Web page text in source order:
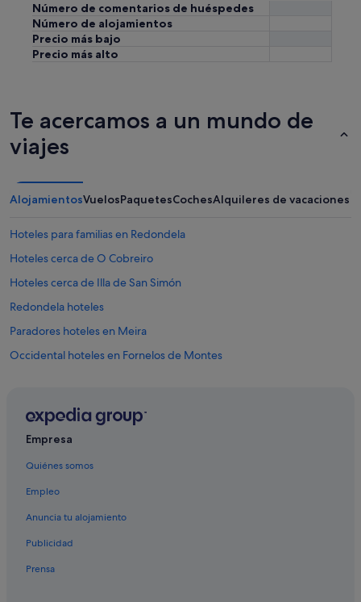
Número de comentarios de huéspedes
Número de alojamientos
Precio más bajo
Precio más alto
Te acercamos a un mundo de
viajes
AlojamientosVuelosPaquetesCochesAlquileres de vacaciones
Hoteles para familias en Redondela
Hoteles cerca de O Cobreiro
Hoteles cerca de Illa de San Simón
Redondela hoteles
Paradores hoteles en Meira
Occidental hoteles en Fornelos de Montes
Chalets en Redondela
Hoteles con bar en Redondela
Hoteles con restaurante en Redondela
Hostelling International hoteles en Ponteareas
Cabañas en Candeán
Empresa
Quiénes somos
Empleo
Anuncia tu alojamiento
Publicidad
Prensa